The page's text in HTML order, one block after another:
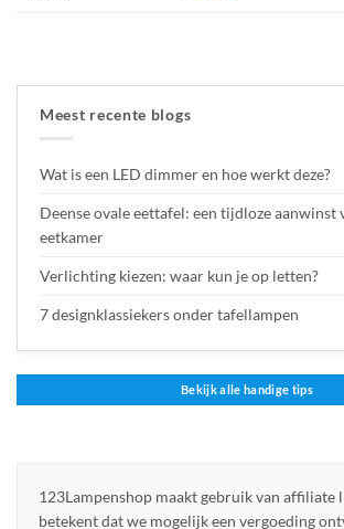
Meest recente blogs
Wat is een LED dimmer en hoe werkt deze?
Deense ovale eettafel: een tijdloze aanwinst
eetkamer
Verlichting kiezen: waar kun je op letten?
7 designklassiekers onder tafellampen
Bekijk alle handige tips
123Lampenshop maakt gebruik van affiliate
betekent dat we mogelijk een vergoeding